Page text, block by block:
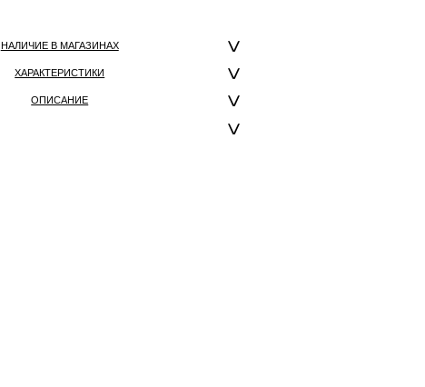
НАЛИЧИЕ В МАГАЗИНАХ
ХАРАКТЕРИСТИКИ
ОПИСАНИЕ